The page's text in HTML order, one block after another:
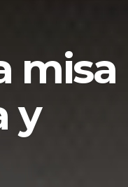
misa
y